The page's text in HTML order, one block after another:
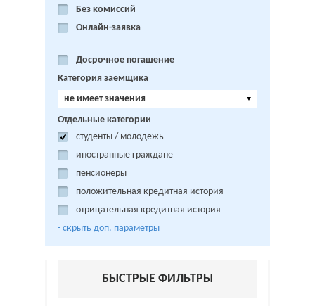
Без комиссий
Онлайн-заявка
Досрочное погашение
Категория заемщика
не имеет значения
Отдельные категории
студенты / молодежь
иностранные граждане
пенсионеры
положительная кредитная история
отрицательная кредитная история
- cкрыть доп. параметры
БЫСТРЫЕ ФИЛЬТРЫ